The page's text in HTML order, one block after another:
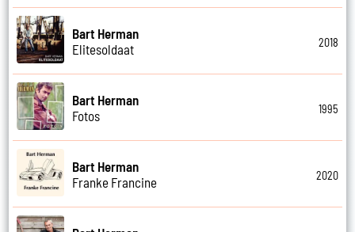
Bart Herman
Elitesoldaat
2018
Bart Herman
Fotos
1995
Bart Herman
Franke Francine
2020